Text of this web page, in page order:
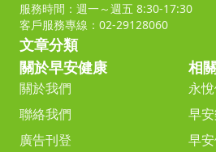
服務時間：週一～週五 8:30-17:30
客戶服務專線：02-29128060
文章分類
關於早安健康
關於我們
聯絡我們
廣告刊登
相
永
早
早